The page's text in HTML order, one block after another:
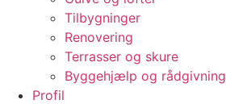
Tilbygninger
Renovering
Terrasser og skure
Byggehjælp og rådgivning
Profil